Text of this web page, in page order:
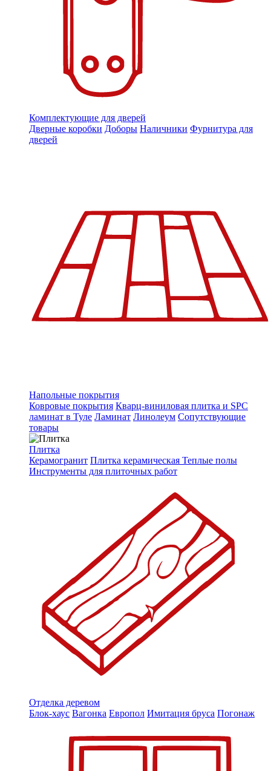
Комплектующие для дверей
Дверные коробки Доборы Наличники Фурнитура для
дверей
Напольные покрытия
Ковровые покрытия Кварц-виниловая плитка и SPC
ламинат в Туле Ламинат Линолеум Сопутствующие
товары
Плитка
Керамогранит Плитка керамическая Теплые полы
Инструменты для плиточных работ
Отделка деревом
Блок-хаус Вагонка Европол Имитация бруса Погонаж